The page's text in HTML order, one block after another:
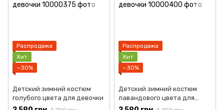
Распродажа
Хит
−30%
Детский зимний костюм
голубого цвета для девочки
Распродажа
Хит
−30%
Детский зимний костюм
лавандового цвета для
девочки